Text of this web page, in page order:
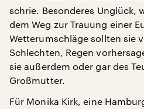
schrie. Besonderes Unglück,
dem Weg zur Trauung einer
Wetterumschläge sollten sie
Schlechten, Regen
sie außerdem oder gar des
Großmutter.
Für Monika Kirk, eine